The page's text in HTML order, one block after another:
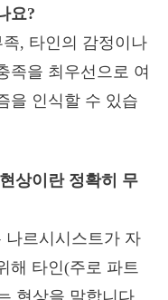
요?
, 타인의 감정이나
족을 최우선으로 여
을 인식할 수 있습
상이란 정확히 무
나르시시스트가 자
해 타인(주로 파트
현상을 말합니다.